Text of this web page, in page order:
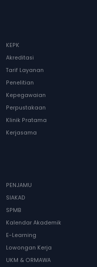
KEPK
Akreditasi
Tarif Layanan
Penelitian
Kepegawaian
Perpustakaan
Klinik Pratama
Kerjasama
PENJAMU
SIAKAD
SPMB
Kalendar Akademik
E-Learning
Lowongan Kerja
UKM & ORMAWA